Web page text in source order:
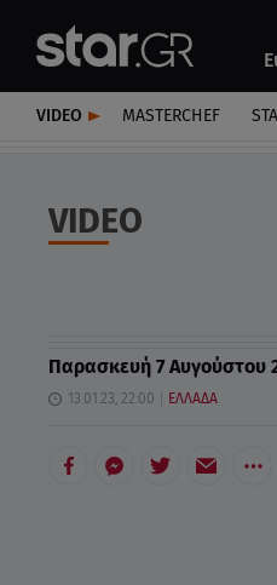
VIDEO MASTERCHEF
VIDEO
Παρασκευή 7 Αυγούστου
13.01.23, 22:00 ΕΛΛΑΔΑ